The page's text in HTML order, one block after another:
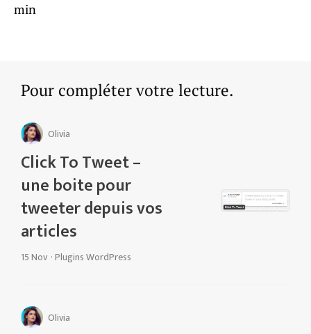
min
Pour compléter votre lecture.
Olivia
Click To Tweet –
une boite pour
tweeter depuis vos
articles
15 Nov ·Plugins WordPress
Olivia